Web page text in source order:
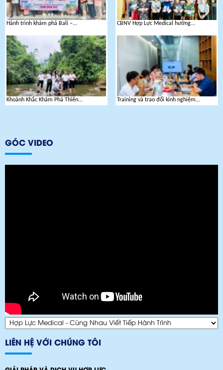
Hành trình khám phá Bali –...
Khoảnh Khắc Khám Phá Thiên...
CBNV Hợp Lực Medical hướng...
Training và trao đổi kinh nghiệm...
GÓC VIDEO
LIÊN HỆ VỚI CHÚNG TÔI